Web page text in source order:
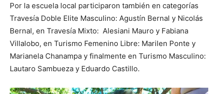
Por la escuela local participaron también en categorías
Travesía Doble Elite Masculino: Agustín Bernal y Nicolás
Bernal, en Travesía Mixto: Alesiani Mauro y Fabiana
Villalobo, en Turismo Femenino Libre: Marilen Ponte y
Marianela Chanampa y finalmente en Turismo Masculino:
Lautaro Sambueza y Eduardo Castillo.